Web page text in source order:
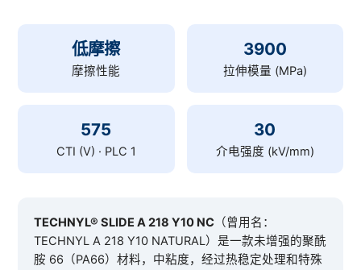
低摩擦
摩擦性能
3900
拉伸模量 (MPa)
575
CTI (V) · PLC 1
30
介电强度 (kV/mm)
TECHNYL® SLIDE A 218 Y10 NC （曾用名：
TECHNYL A 218 Y10 NATURAL）是一款未增强的聚酰
胺 66（PA66）材料，中粘度，经过热稳定处理和特殊